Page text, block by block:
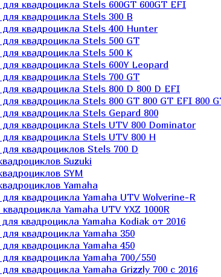
квадроцикла Stels 600GT 600GT EFI
квадроцикла Stels 300 B
квадроцикла Stels 400 Hunter
квадроцикла Stels 500 GT
квадроцикла Stels 500 K
квадроцикла Stels 600Y Leopard
квадроцикла Stels 700 GT
квадроцикла Stels 800 D 800 D EFI
квадроцикла Stels 800 GT 800 GT EFI 800
квадроцикла Stels Gepard 800
квадроцикла Stels UTV 800 Dominator
квадроцикла Stels UTV 800 H
квадроциклов Stels 700 D
Suzuki
SYM
Yamaha
квадроцикла Yamaha UTV Wolverine-R
Yamaha UTV YXZ 1000R
квадроцикла Yamaha Kodiak от 2016
квадроцикла Yamaha 350
квадроцикла Yamaha 450
квадроцикла Yamaha 700/550
квадроцикла Yamaha Grizzly 700 с 2016